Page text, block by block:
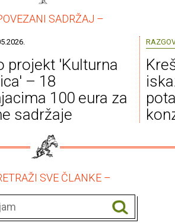
SADRŽAJ –
projekt 'Kulturna
– 18
100 eura za
sadržaje
SVE ČLANKE –